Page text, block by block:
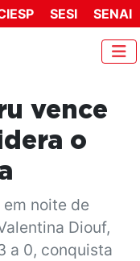
SESI SENAI
vence
o
noite de
Diouf,
a 0, conquista